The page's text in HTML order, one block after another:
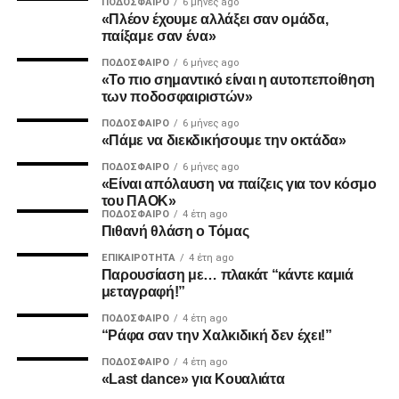
ADVERTISEMENT
2. Την πιο σίγουρη και την πιο γρήγορη λύση για την
πολύ να δωθεί στον λαό του ΠΑΟΚ.
Και από ότι φαίνεται, ούτε γρήγοροι, ούτε σίγουροι, ούτε
ανεξάρτητοι σταθήκατε.
Επιθυμία λοιπόν του κόσμου που σας στήριξε είναι να
δωθούν ΑΜΕΣΑ αποτελέσματα και λύσεις οι οποίες
υποστηρίζονται από συμπαγής απόψεις και όχι αβάσιμες
τεκμηριώσεις και κομφούζιο καθυστερήσεων για το τι
πραγματικά συμβαίνει με την κληρονομιά του συλλόγου
«Πλέον έχουμε αλλάξει σαν ομάδα,
παίξαμε σαν ένα»
ΠΟΔΌΣΦΑΙΡΟ 6 μήνες ago
«Το πιο σημαντικό είναι η αυτοπεποίθηση
των ποδοσφαιριστών»
ΠΟΔΌΣΦΑΙΡΟ 6 μήνες ago
«Πάμε να διεκδικήσουμε την οκτάδα»
ΠΟΔΌΣΦΑΙΡΟ 6 μήνες ago
«Είναι απόλαυση να παίζεις για τον κόσμο
του ΠΑΟΚ»
ΠΟΔΌΣΦΑΙΡΟ 4 έτη ago
Πιθανή θλάση ο Τόμας
ΕΠΙΚΑΙΡΌΤΗΤΑ 4 έτη ago
Παρουσίαση με… πλακάτ “κάντε καμιά
μεταγραφή!”
ΠΟΔΌΣΦΑΙΡΟ 4 έτη ago
“Ράφα σαν την Χαλκιδική δεν έχει!”
ΠΟΔΌΣΦΑΙΡΟ 4 έτη ago
«Last dance» για Κουαλιάτα